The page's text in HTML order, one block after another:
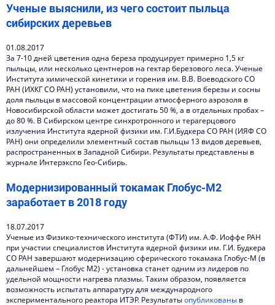
Ученые выяснили, из чего состоит пыльца
сибирских деревьев
01.08.2017
За 7-10 дней цветения одна береза продуцирует примерно 1,5 кг
пыльцы, или несколько центнеров на гектар березового леса. Ученые
Института химической кинетики и горения им. В.В. Воеводского СО
РАН (ИХКГ СО РАН) установили, что на пике цветения березы и сосны
доля пыльцы в массовой концентрации атмосферного аэрозоля в
Новосибирской области может достигать 50 %, а в отдельных пробах –
до 80 %. В Сибирском центре синхротронного и терагерцового
излучения Института ядерной физики им. Г.И.Будкера СО РАН (ИЯФ СО
РАН) они определили элементный состав пыльцы 13 видов деревьев,
распространенных в Западной Сибири. Результаты представлены в
журнале Интерэкспо Гео-Сибирь.
Модернизированный токамак Глобус-М2
заработает в 2018 году
18.07.2017
Ученые из Физико-технического института (ФТИ) им. А.Ф. Иоффе РАН
при участии специалистов Института ядерной физики им. Г.И. Будкера
СО РАН завершают модернизацию сферического токамака Глобус-М (в
дальнейшем – Глобус М2) - установка станет одним из лидеров по
удельной мощности нагрева плазмы. Таким образом, появляется
возможность испытать аппаратуру для международного
экспериментального реактора ИТЭР. Результатыопубликованы в